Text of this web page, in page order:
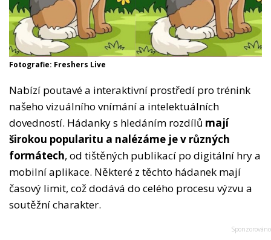
Fotografie: Freshers Live
Nabízí poutavé a interaktivní prostředí pro trénink
našeho vizuálního vnímání a intelektuálních
dovedností. Hádanky s hledáním rozdílů mají
širokou popularitu a nalézáme je v různých
formátech, od tištěných publikací po digitální hry a
mobilní aplikace. Některé z těchto hádanek mají
časový limit, což dodává do celého procesu výzvu a
soutěžní charakter.